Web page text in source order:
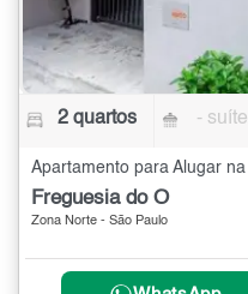
2 quartos - suíte
Freguesia do Ó
Zona Norte - São Paulo